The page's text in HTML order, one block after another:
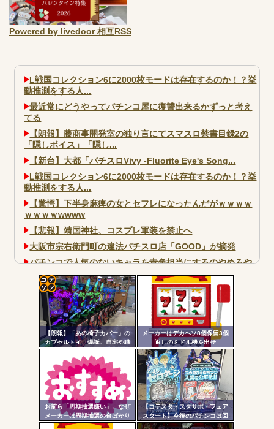
Powered by livedoor 相互RSS
L戦国コレクション6に2000枚モードは存在するのか！？挙
動推測をする人...
最近常にどうやってパチンコ屋に復讐出来るかずっと考え
てる
【朗報】藤商事開発室の独り言にてスマスロ禁書目録2の
「隠しボイス」「隠し...
【新台】大都「パチスロVivy -Fluorite Eye's Song...
L戦国コレクション6に2000枚モードは存在するのか！？挙
動推測をする人...
【驚愕】下半身麻痺の女とセフレになったんだがｗｗｗｗ
ｗｗｗｗwwww
【悲報】靖国神社、コスプレ軍装を禁止へ
大阪市宗右衛門町の違法パチスロ店「GOOD」が摘発
パチンコで人気のないキャラを青色担当にするのやめろや
ワイ、パチンコ屋店員の目の前で会員カードを握り潰し
「今までありがとう」と...
無職のパチンコカス(22)なんやが、ワイの人生どれくらい
ヤバいか教えて？...
AngelBeats!とかいうクソアニメの思い出ｗｗｗ
Powered by livedoor 相互RSS
【朗報】「あの椅子カバー」の
カプセルトイ、爆誕。自宅や職
場をパチンコ屋にしちゃおうｗ
ｗｗ
メーカーはデカヘソ8個保留3個
返しのミドル機を出せ
よ！！！！
お前ら「周期抽選嫌い」←なぜ
メーカーは周期抽選の台ばかり
出すんだ？
【コテスタ・スタサポ・フェア
スタート】今後のパチンコは回
数固定系必須でいいよな。そし
コテ
リン
- 固
ンク
自動
更新
ツー